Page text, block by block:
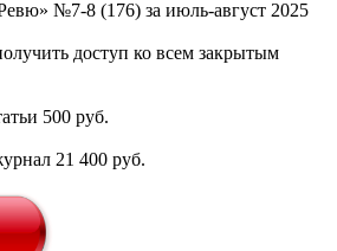
№7-8 (176) за июль-август 2025
доступ ко всем закрытым
500 руб.
21 400 руб.